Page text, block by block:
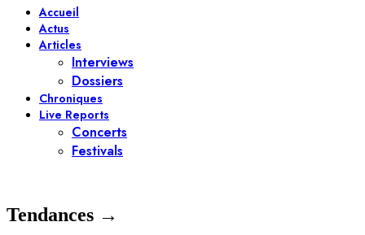
Accueil
Actus
Articles
Interviews
Dossiers
Chroniques
Live Reports
Concerts
Festivals
Tendances →